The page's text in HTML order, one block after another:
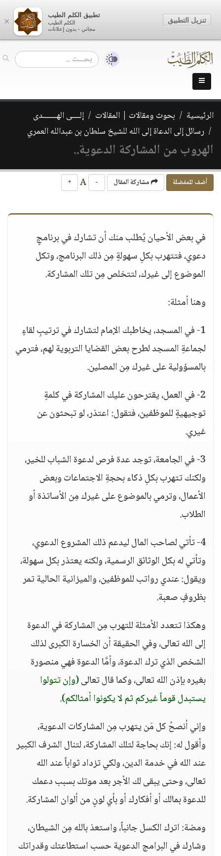
الرئيسية بحوث ومقالات | المقالات
إلــــى الهـــــــدى
رسائل إلى الدعاة إلى الله للشيخ سلطان بن عبدالله العمري
الهروب من المشاركة الدعوية..
أضف للمفضلة مشاركة المقال -
+
في بعض الأحيان يُطلب منك أن تشارك في برنامجٍ
دعوي، فتتهرب بكلِ سهولةٍ مِن ذلك البرنامج، وتكل
الموضوع إلى غيرك، لتتخلص مِن تلك المشاركة.
وهنا أمثلة:
1- في المسجد، يخاطبك الإمام لتشارك في ترتيبِ لقاءٍ
لجماعةِ المسجد لطرح بعض القضايا التربوية لهم، فترمي
بالمسؤولية على غيرك مِن المصلين.
2- في العمل، يقترحون عليك المشاركة في كلمةٍ
توجيهيةٍ للموظفين، فتقول: اعتذر، لو تبحثون عن
غيري.
3- في الجامعة، توجد عدة فرص لدعوة الشباب للخير،
ولكنك تتهرب بكلِ ذكاء بحجةِ الاجتماعات وبعض
الأعمال، وترمي بالموضوع على غيرك مِن الأساتذة أو
الطلاب.
4- تأتي لصاحب المال ليدعم ذلك المشروع الدعوي،
وتأتي له بكل الوثائق الرسمية، ولكنه يعتذر بكل سهولة،
ويقول: عندي رواتب للموظفين، والميزانية الحالية تمر
بظروفٍ صعبة.
وهكذا تتعدد الأمثلة للتهرب مِن المشاركة في الدعوة
إلى الله تعالى، وفي الحقيقة أن الخسارة الكبرى لذلك
الشخص الذي ترك الدعوة، وأمَّا الدعوة فهي منصورة
بغيره بإذن الله تعالى، وكما قال تعالى(وإن تتولوا
يستبدل قوماً غيركم ثم لا يكونوا أمثالكم).
وإني أنصحُ كل مَن يتهرب مِن المشاركات الدعوية،
وأقول له: إنك بحاجة لتلك المشاركة، لتنال الشرف الكبير
عند الله في خدمة الدين، ولكي تزداد ثواباً عند الله
تعالى، وحتى يبقى لك الأجر بعد موتك بسبب دعمك
للدعوة بمالك أو أفكارك أو بأي لونٍ من ألوان المشاركة.
ومضة: اترك الكسل جانباً، واستعذ بالله مِن الشيطان،
وشارك في البرامج الدعوية حسب استطاعتك وقدراتك
×
تطبيق الكلم الطيب
الكلم الطيب
مجاني - بدون إعلانات
تنزيل التطبيق